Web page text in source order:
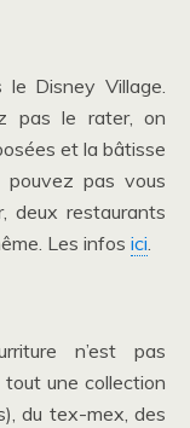
Disney Village.
pas le rater, on
et la bâtisse
pas vous
deux restaurants
Les infos ici.
n’est pas
une collection
du tex-mex, des